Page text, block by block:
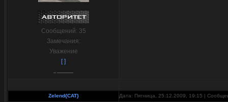
Сообщений: 35
Замечания:
Уважение
[ ]
Zelend{CAT} Дата: Пятница, 25.12.2009, 19:15 |